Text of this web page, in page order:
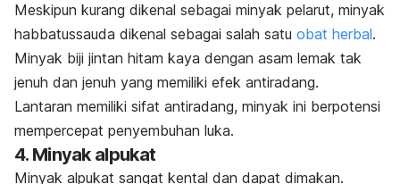
Meskipun kurang dikenal sebagai minyak pelarut, minyak
habbatussauda dikenal sebagai salah satu obat herbal.
Minyak biji jintan hitam kaya dengan asam lemak tak
jenuh dan jenuh yang memiliki efek antiradang.
Lantaran memiliki sifat antiradang, minyak ini berpotensi
mempercepat penyembuhan luka.
4. Minyak alpukat
Minyak alpukat sangat kental dan dapat dimakan.